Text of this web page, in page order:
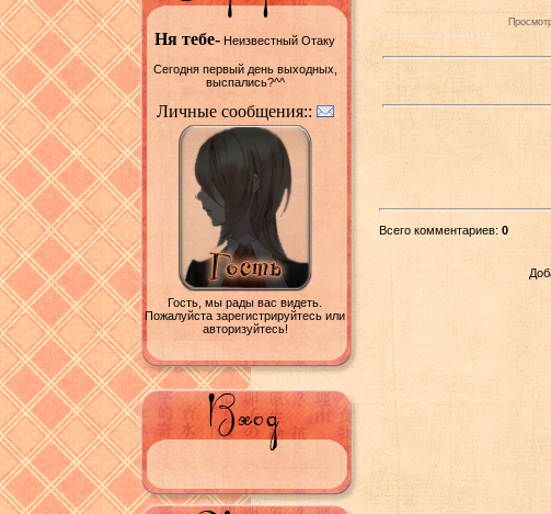
Ня тебе- Неизвестный Отаку
Сегодня первый день выходных,
выспались?^^
Личные сообщения::
Гость, мы рады вас видеть.
Пожалуйста зарегистрируйтесь или
авторизуйтесь!
Всего комментариев: 0